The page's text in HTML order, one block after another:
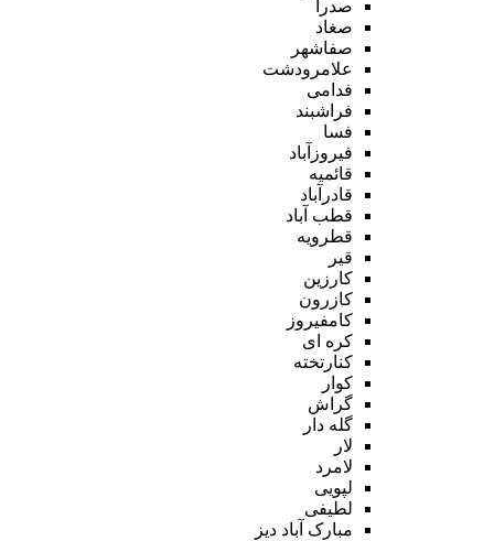
صدرا
صغاد
صفاشهر
علامرودشت
فدامی
فراشبند
فسا
فیروزآباد
قائمیه
قادرآباد
قطب آباد
قطرویه
قیر
کارزین
کازرون
کامفیروز
کره ای
کنارتخته
کوار
گراش
گله دار
لار
لامرد
لپویی
لطیفی
مبارک آباد دیز